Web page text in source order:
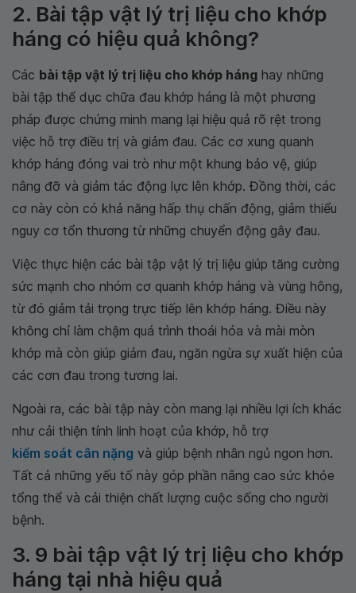
2. Bài tập vật lý trị liệu cho khớp
háng có hiệu quả không?
Các bài tập vật lý trị liệu cho khớp háng hay những
bài tập thể dục chữa đau khớp háng là một phương
pháp được chứng minh mang lại hiệu quả rõ rệt trong
việc hỗ trợ điều trị và giảm đau. Các cơ xung quanh
khớp háng đóng vai trò như một khung bảo vệ, giúp
nâng đỡ và giảm tác động lực lên khớp. Đồng thời, các
cơ này còn có khả năng hấp thụ chấn động, giảm thiểu
nguy cơ tổn thương từ những chuyển động gây đau.
Việc thực hiện các bài tập vật lý trị liệu giúp tăng cường
sức mạnh cho nhóm cơ quanh khớp háng và vùng hông,
từ đó giảm tải trọng trực tiếp lên khớp háng. Điều này
không chỉ làm chậm quá trình thoái hóa và mài mòn
khớp mà còn giúp giảm đau, ngăn ngừa sự xuất hiện của
các cơn đau trong tương lai.
Ngoài ra, các bài tập này còn mang lại nhiều lợi ích khác
như cải thiện tính linh hoạt của khớp, hỗ trợ
kiểm soát cân nặng và giúp bệnh nhân ngủ ngon hơn.
Tất cả những yếu tố này góp phần nâng cao sức khỏe
tổng thể và cải thiện chất lượng cuộc sống cho người
bệnh.
3. 9 bài tập vật lý trị liệu cho khớp
háng tại nhà hiệu quả